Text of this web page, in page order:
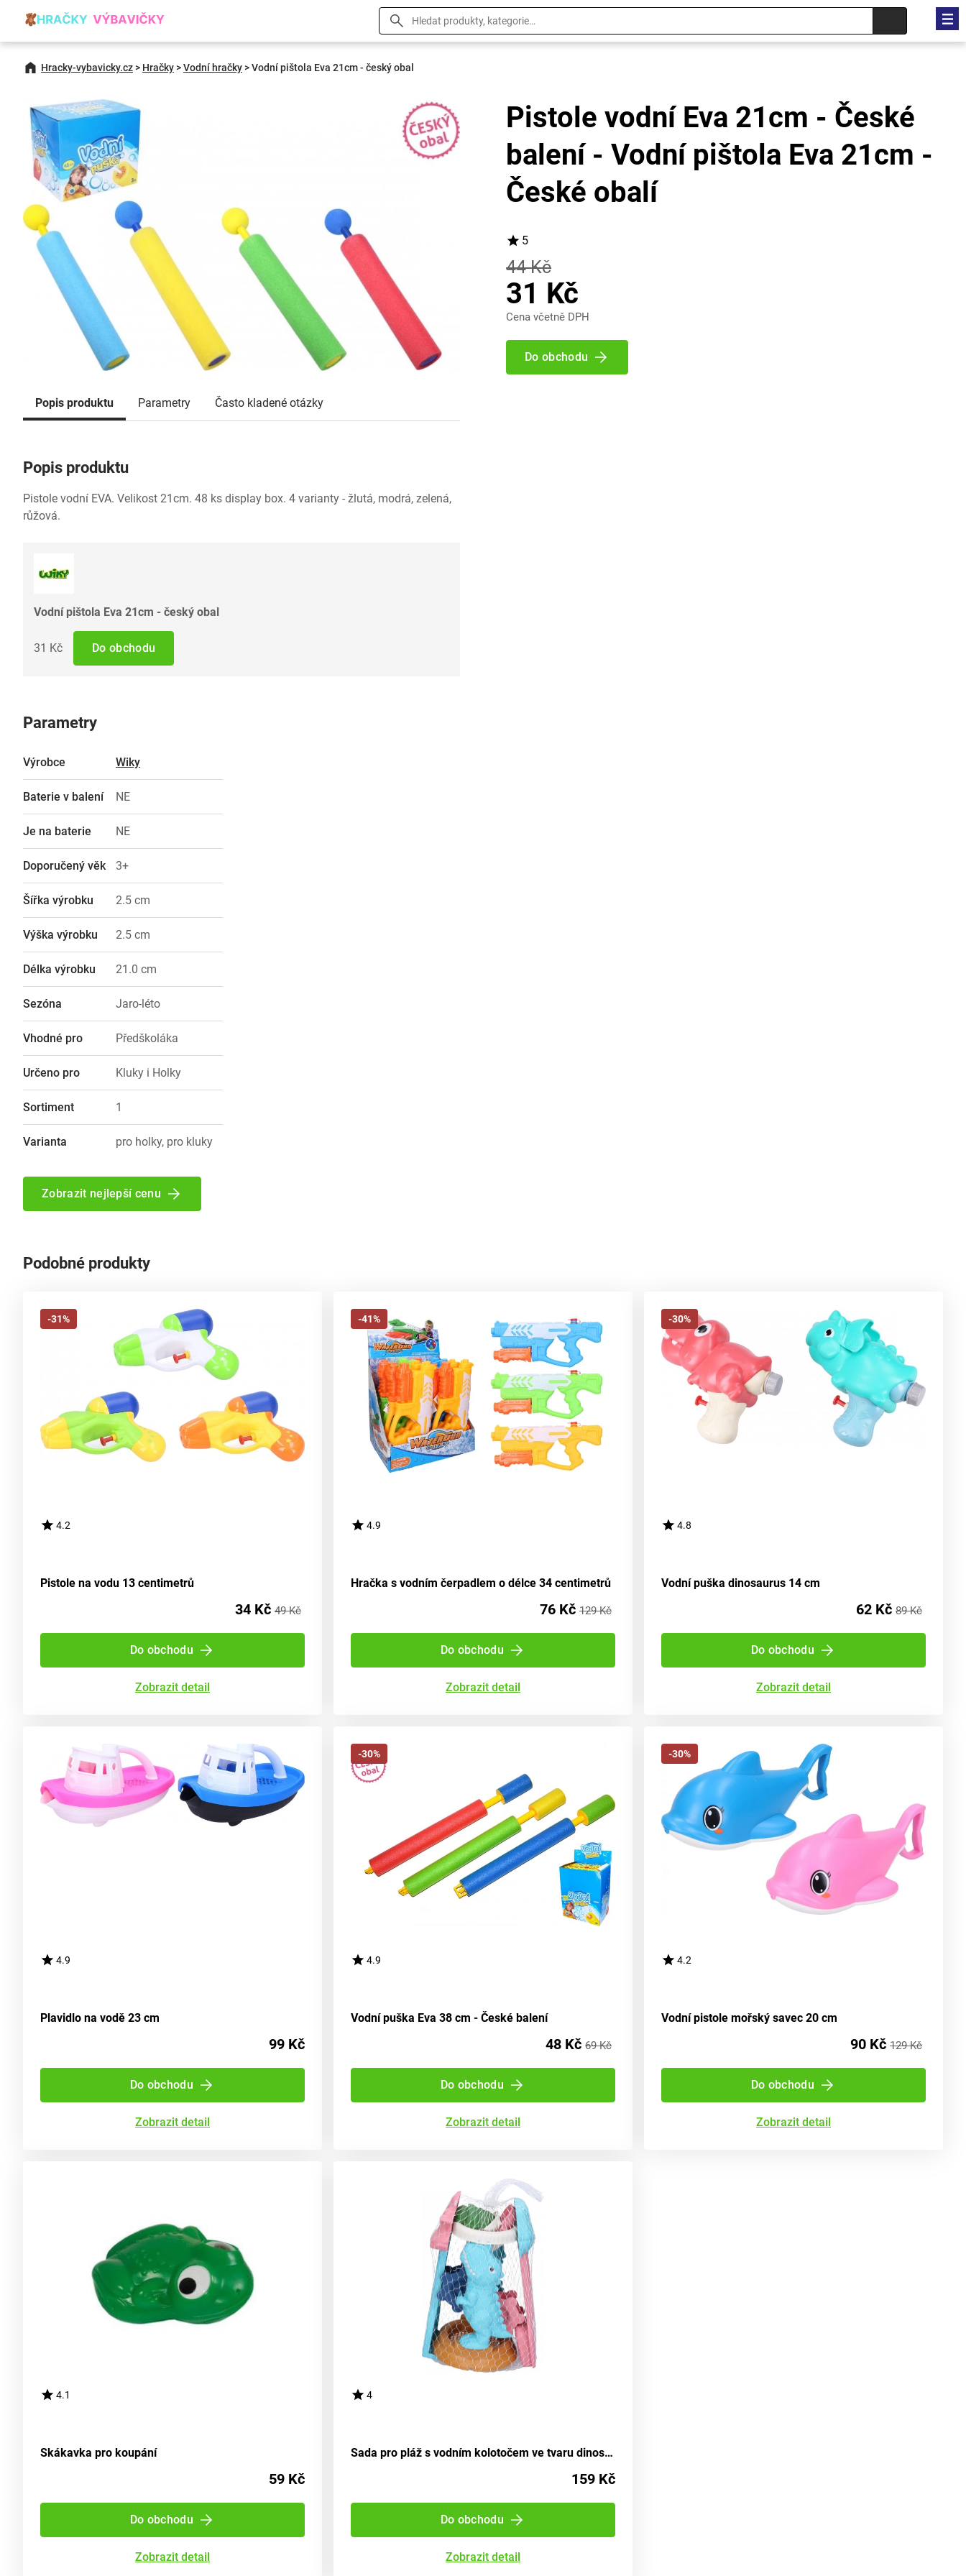
Hracky-vybavicky.cz> Hračky>Vodní hračky>Vodní pištola Eva 21cm - český obal
Popis produktu Parametry Často kladené otázky
Popis produktu
Pistole vodní EVA. Velikost 21cm. 48 ks display box. 4 varianty - žlutá, modrá, zelená,
růžová.
Vodní pištola Eva 21cm - český obal
31 Kč Do obchodu
Parametry
Výrobce Wiky
Baterie v balení NE
Je na baterie NE
Doporučený věk 3+
Šířka výrobku 2.5 cm
Výška výrobku 2.5 cm
Délka výrobku 21.0 cm
Sezóna Jaro-léto
Vhodné pro Předškoláka
Určeno pro Kluky i Holky
Sortiment 1
Varianta pro holky, pro kluky
Zobrazit nejlepší cenu
Pistole vodní Eva 21cm - České
balení - Vodní pištola Eva 21cm -
České obalí
5
44 Kč
31 Kč
Cena včetně DPH
Do obchodu
Podobné produkty
-31%
4.2
Pistole na vodu 13 centimetrů
34 Kč 49 Kč
Do obchodu
Zobrazit detail
-41%
4.9
Hračka s vodním čerpadlem o délce 34 centimetrů
76 Kč 129 Kč
Do obchodu
Zobrazit detail
-30%
4.8
Vodní puška dinosaurus 14 cm
62 Kč 89 Kč
Do obchodu
Zobrazit detail
4.9
Plavidlo na vodě 23 cm
99 Kč
Do obchodu
Zobrazit detail
-30%
4.9
Vodní puška Eva 38 cm - České balení
48 Kč 69 Kč
Do obchodu
Zobrazit detail
-30%
4.2
Vodní pistole mořský savec 20 cm
90 Kč 129 Kč
Do obchodu
Zobrazit detail
4.1
Skákavka pro koupání
59 Kč
Do obchodu
Zobrazit detail
4
Sada pro pláž s vodním kolotočem ve tvaru dinosaura 28 cm
159 Kč
Do obchodu
Zobrazit detail